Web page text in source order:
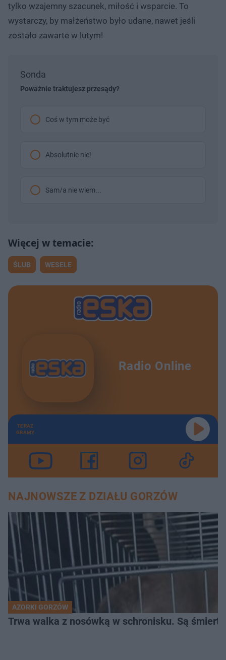
tylko wzajemny szacunek, miłość i wsparcie. To
wystarczy, by małżeństwo było udane, nawet jeśli
zostało zawarte w lutym!
Sonda
Poważnie traktujesz przesądy?
Coś w tym może być
Absolutnie nie!
Sam/a nie wiem...
ŚLUB WESELE
Radio Online
TERAZ
GRAMY
NAJNOWSZE Z DZIAŁU GORZÓW
AZORKI GORZÓW
Trwa walka z nosówką w schronisku. Są